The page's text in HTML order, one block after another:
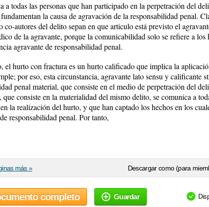
a todas las personas que han participado en la perpetración del
la causa de agravación de la responsabilidad penal.
co-autores del delito sepan en que articulo está previsto el
de la agravante, porque la comunicabilidad solo se refiere a los
agravante de responsabilidad penal.
el hurto con fractura es un hurto calificado que implica la
por eso, esta circunstancia, agravante lato sensu y calificante
penal material, que consiste en el medio de perpetración del
que consiste en la materialidad del mismo delito, se comunica a
la realización del hurto, y que han captado los hechos en los
responsabilidad penal. Por tanto,
Descargar como (para
más »
completo Guardar